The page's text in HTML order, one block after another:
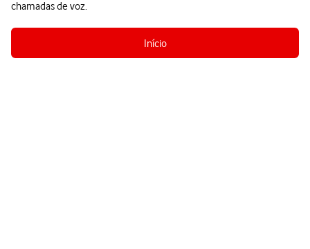
chamadas de voz.
Início